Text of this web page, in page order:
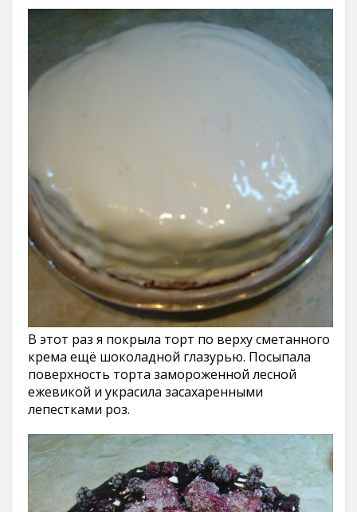
В этот раз я покрыла торт по верху сметанного
крема ещё шоколадной глазурью. Посыпала
поверхность торта замороженной лесной
ежевикой и украсила засахаренными
лепестками роз.